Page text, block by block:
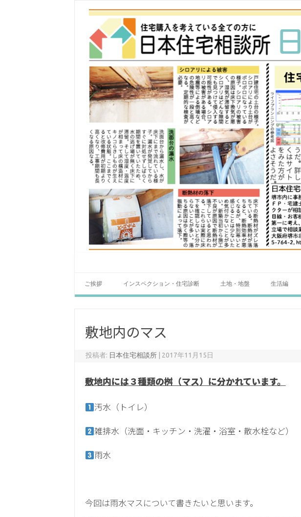
ご挨拶 インスペクション・住宅診断 土地・地盤 生活編
敷地内のマス
投稿者: 日本住宅相談所 2017年11月15日
敷地内には３種類の桝（マス）に分かれています。
汚水（トイレ）
雑排水（洗面・キッチン・洗濯・浴室・散水栓など）
雨水
今回は雨水マスについて書きたいと思います。